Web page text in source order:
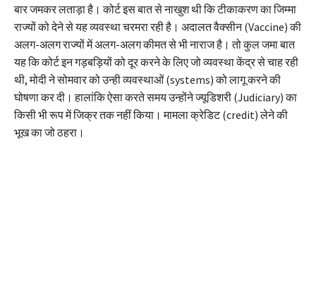
बार जमकर लताड़ा है। कोर्ट इस बात से नाखुश थी कि टीकाकरण का जिम्मा
राज्यों को देने से यह व्यवस्था चरमरा रही है। अदालत वैक्सीन (Vaccine) की
अलग-अलग राज्यों में अलग-अलग कीमत से भी नाराज है। तो कुल जमा बात
यह कि कोर्ट इन गड़बड़ियों को दूर करने के लिए जो व्यवस्था केंद्र से चाह रही
थी, मोदी ने सोमवार को उन्ही व्यवस्थाओं (systems) को लागू करने की
घोषणा कर दी। हालांकि ऐसा करते समय उन्होंने ज्यूडिशरी (Judiciary) का
किसी भी रूप में जिक्र तक नहीं किया। मामला क्रेडिट (credit) लेने की
भूख का जो ठहरा।